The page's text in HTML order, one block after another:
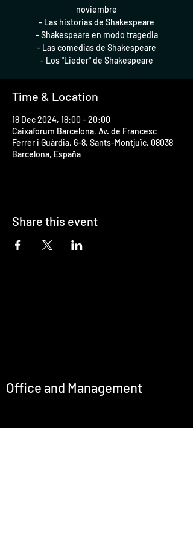
noviembre
- Las historias de Shakespeare
- Shakespeare en modo tragedia
- Las comedias de Shakespeare
Time & Location
18 Dec 2024, 18:00 – 20:00
Caixaforum Barcelona, Av. de Francesc
Ferrer i Guàrdia, 6-8, Sants-Montjuïc, 08038
Barcelona, España
Share this event
Office and Management